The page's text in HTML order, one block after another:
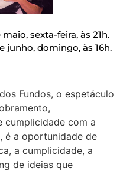
sexta-feira, às 21h.
junho, domingo, às 16h.
Fundos, o espetáculo
cumplicidade com a
é a oportunidade de
a cumplicidade, a
de ideias que